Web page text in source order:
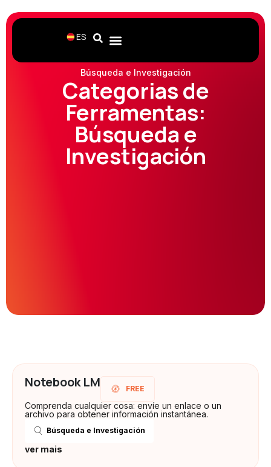
ES
Búsqueda e Investigación
Categorias de
Ferramentas:
Búsqueda e
Investigación
Notebook LM FREE
Comprenda cualquier cosa: envíe un enlace o un
archivo para obtener información instantánea.
Búsqueda e Investigación
ver mais